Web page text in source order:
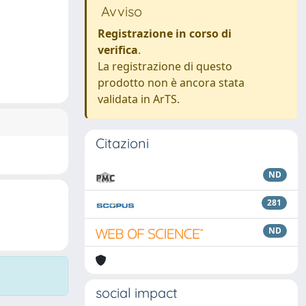
Avviso
Registrazione in corso di
verifica.
La registrazione di questo
prodotto non è ancora stata
validata in ArTS.
Citazioni
ND
281
ND
social impact